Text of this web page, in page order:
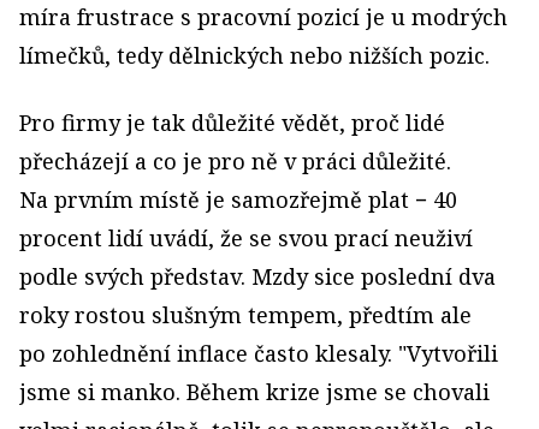
míra frustrace s pracovní pozicí je u modrých
límečků, tedy dělnických nebo nižších pozic.
Pro firmy je tak důležité vědět, proč lidé
přecházejí a co je pro ně v práci důležité.
Na prvním místě je samozřejmě plat − 40
procent lidí uvádí, že se svou prací neuživí
podle svých představ. Mzdy sice poslední dva
roky rostou slušným tempem, předtím ale
po zohlednění inflace často klesaly. "Vytvořili
jsme si manko. Během krize jsme se chovali